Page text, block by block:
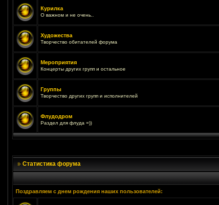
Курилка
О важном и не очень..
Художества
Творчество обитателей форума
Мероприятия
Концерты других групп и остальное
Группы
Творчество других групп и исполнителей
Флудодром
Раздел для флуда =))
Статистика форума
Поздравляем с днем рождения наших пользователей: